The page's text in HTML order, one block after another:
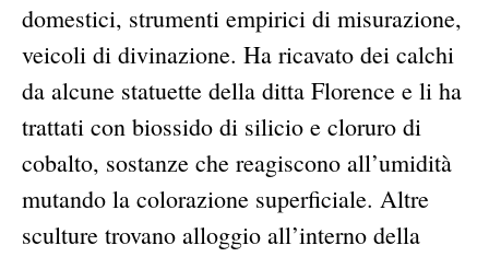
domestici, strumenti empirici di misurazione,
veicoli di divinazione. Ha ricavato dei calchi
da alcune statuette della ditta Florence e li ha
trattati con biossido di silicio e cloruro di
cobalto, sostanze che reagiscono all’umidità
mutando la colorazione superficiale. Altre
sculture trovano alloggio all’interno della